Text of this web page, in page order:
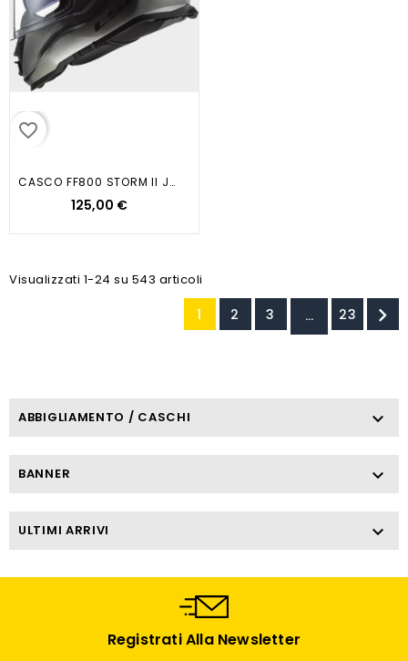
favorite_border
CASCO FF800 STORM II JEANS...
125,00 €
Visualizzati 1-24 su 543 articoli
1 2 3 … 23 
ABBIGLIAMENTO / CASCHI 
BANNER 
ULTIMI ARRIVI 
Registrati Alla Newsletter